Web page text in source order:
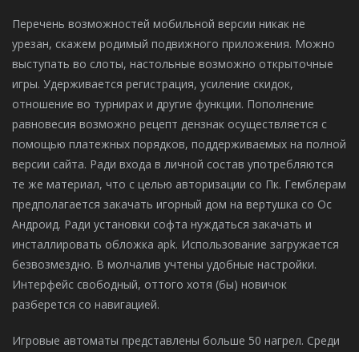
Перечень возможностей мобильной версии никак не
урезан, скажем родимый подвижного приложения. Можно
выступать во слоты, настольные возможно открыточные
игры. Удерживается регистрация, усиление скидок,
отношение во турнирах и другие функции. Пополнение
равновесия возможно рецепт дензнак осуществляется с
помощью платежных порядков, поддерживаемых на полной
версии сайта. Ради входа в личной состав употребляются
те же материал, что с целью авторизации со Пк. Гемблерам
предполагается закачать игорный дом на вертушка со Ос
Андроид. Ради установки софта нуждаться закачать и
инсталлировать обложка apk. Использование загружается
безвозмездно. В молчалив учтены удобные настройки.
Интерфейс свободный, оттого хотя (бы) новичок
разберется со навигацией.
Игровые автоматы представлены больше 50 нагрел. Среди